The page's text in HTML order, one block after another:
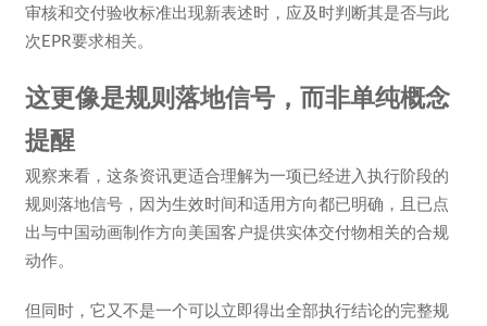
审核和交付验收标准出现新表述时，应及时判断其是否与此
次EPR要求相关。
这更像是规则落地信号，而非单纯概念
提醒
观察来看，这条资讯更适合理解为一项已经进入执行阶段的
规则落地信号，因为生效时间和适用方向都已明确，且已点
出与中国动画制作方向美国客户提供实体交付物相关的合规
动作。
但同时，它又不是一个可以立即得出全部执行结论的完整规